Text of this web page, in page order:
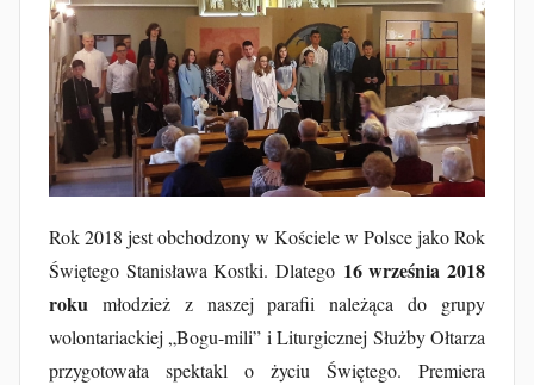
J
a
k
u
b
F
u
r
t
a
k
Rok 2018 jest obchodzony w Kościele w Polsce jako Rok
Świętego Stanisława Kostki. Dlatego 16 września 2018
roku młodzież z naszej parafii należąca do grupy
wolontariackiej „Bogu-mili” i Liturgicznej Służby Ołtarza
przygotowała spektakl o życiu Świętego. Premiera